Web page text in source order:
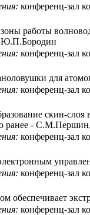
конференц-зал
работы
конференц-зал
для
конференц-зал
скин-
ранее -
конференц-зал
конференц-зал
обеспечивает
конференц-зал